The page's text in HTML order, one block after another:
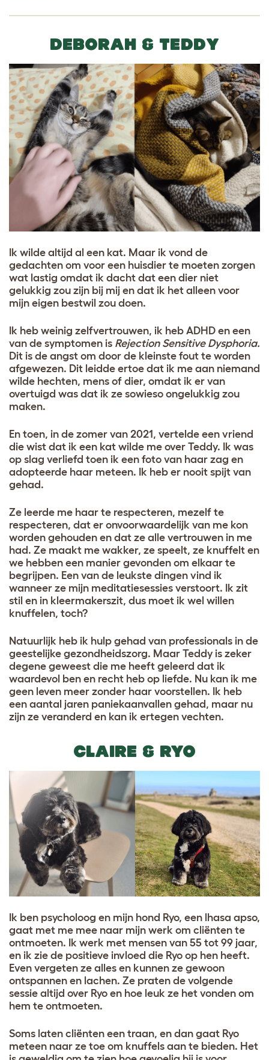
DEBORAH & TEDDY
Ik wilde altijd al een kat. Maar ik vond de
gedachten om voor een huisdier te moeten zorgen
wat lastig omdat ik dacht dat een dier niet
gelukkig zou zijn bij mij en dat ik het alleen voor
mijn eigen bestwil zou doen.
Ik heb weinig zelfvertrouwen, ik heb ADHD en een
van de symptomen is Rejection Sensitive Dysphoria.
Dit is de angst om door de kleinste fout te worden
afgewezen. Dit leidde ertoe dat ik me aan niemand
wilde hechten, mens of dier, omdat ik er van
overtuigd was dat ik ze sowieso ongelukkig zou
maken.
En toen, in de zomer van 2021, vertelde een vriend
die wist dat ik een kat wilde me over Teddy. Ik was
op slag verliefd toen ik een foto van haar zag en
adopteerde haar meteen. Ik heb er nooit spijt van
gehad.
Ze leerde me haar te respecteren, mezelf te
respecteren, dat er onvoorwaardelijk van me kon
worden gehouden en dat ze alle vertrouwen in me
had. Ze maakt me wakker, ze speelt, ze knuffelt en
we hebben een manier gevonden om elkaar te
begrijpen. Een van de leukste dingen vind ik
wanneer ze mijn meditatiesessies verstoort. Ik zit
stil en in kleermakerszit, dus moet ik wel willen
knuffelen, toch?
Natuurlijk heb ik hulp gehad van professionals in de
geestelijke gezondheidszorg. Maar Teddy is zeker
degene geweest die me heeft geleerd dat ik
waardevol ben en recht heb op liefde. Nu kan ik me
geen leven meer zonder haar voorstellen. Ik heb
een aantal jaren paniekaanvallen gehad, maar nu
zijn ze veranderd en kan ik ertegen vechten.
CLAIRE & RYO
Ik ben psycholoog en mijn hond Ryo, een lhasa apso,
gaat met me mee naar mijn werk om cliënten te
ontmoeten. Ik werk met mensen van 55 tot 99 jaar,
en ik zie de positieve invloed die Ryo op hen heeft.
Even vergeten ze alles en kunnen ze gewoon
ontspannen en lachen. Ze praten de volgende
sessie altijd over Ryo en hoe leuk ze het vonden om
hem te ontmoeten.
Soms laten cliënten een traan, en dan gaat Ryo
meteen naar ze toe om knuffels aan te bieden. Het